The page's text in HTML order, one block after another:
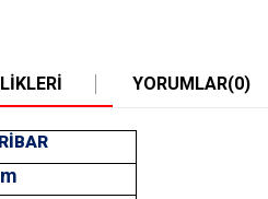
YORUMLAR(0)